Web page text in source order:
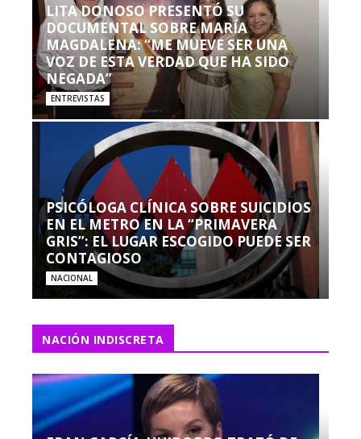
LITA DONOSO PRESENTÓ SU
DOCUMENTAL SOBRE MARÍA
MAGDALENA: “ME MUEVE SER UNA
VOZ DE ESTA VERDAD QUE HA SIDO
NEGADA”
ENTREVISTAS
PSICÓLOGA CLÍNICA SOBRE SUICIDIOS
EN EL METRO EN LA “PRIMAVERA
GRIS”: EL LUGAR ESCOGIDO PUEDE SER
CONTAGIOSO
NACIONAL
NACIÓN INDISCRETA